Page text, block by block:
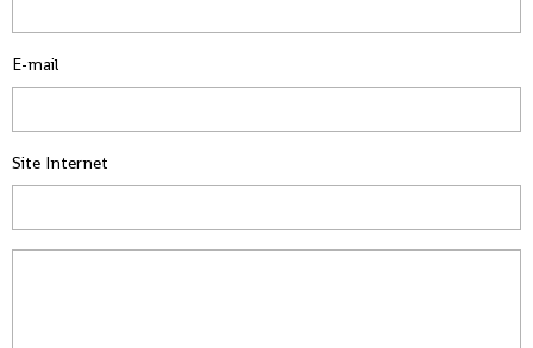
E-mail
Site Internet